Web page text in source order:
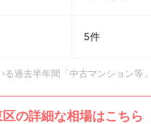
5件
過去半年間「中古マンション等
の詳細な相場はこちら